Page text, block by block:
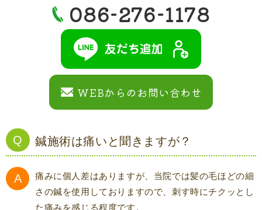
086-276-1178
WEBからのお問い合わせ
鍼施術は痛いと聞きますが？
痛みに個人差はありますが、当院では髪の毛ほどの細
さの鍼を使用しておりますので、刺す時にチクッとし
た痛みを感じる程度です。